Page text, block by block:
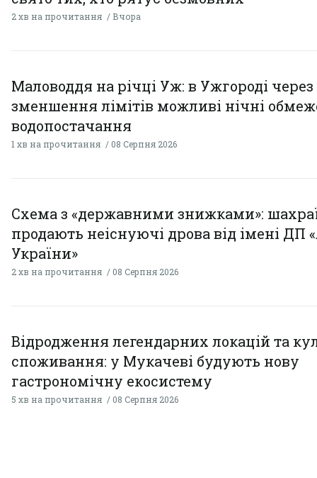
2 хв на прочитання Вчора
Маловоддя на річці Уж: в Ужгороді через
зменшення лімітів можливі нічні
водопостачання
1 хв на прочитання 08 Серпня 2026
Схема з «державними знижками»:
продають неіснуючі дрова від імені ДП
України»
2 хв на прочитання 08 Серпня 2026
Відродження легендарних локацій та
споживання: у Мукачеві будують нову
гастрономічну екосистему
5 хв на прочитання 08 Серпня 2026